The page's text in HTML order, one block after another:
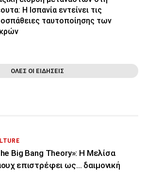
Η Ισπανία εντείνει τις
ταυτοποίησης των
ΟΛΕΣ ΟΙ ΕΙΔΗΣΕΙΣ
Big Bang Theory»: Η Μελίσα
επιστρέφει ως… δαιμονική